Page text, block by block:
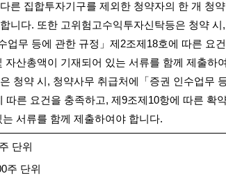
른 집합투자기구를 제외한 청약자의 한 개 청약
니다. 또한 고위험고수익투자신탁등은 청약 시 ,
업무 등에 관한 규정」제 2조제 18호에 따른 요건
자산총액이 기재되어 있는 서류를 함께 제출하여
청약 시 , 청약사무 취급처에「증권 인수업무
따른 요건을 충족하고,제9조제 10항에 따른 확
서류를 함께 제출하여야 합니다.
주 단위
주 단위